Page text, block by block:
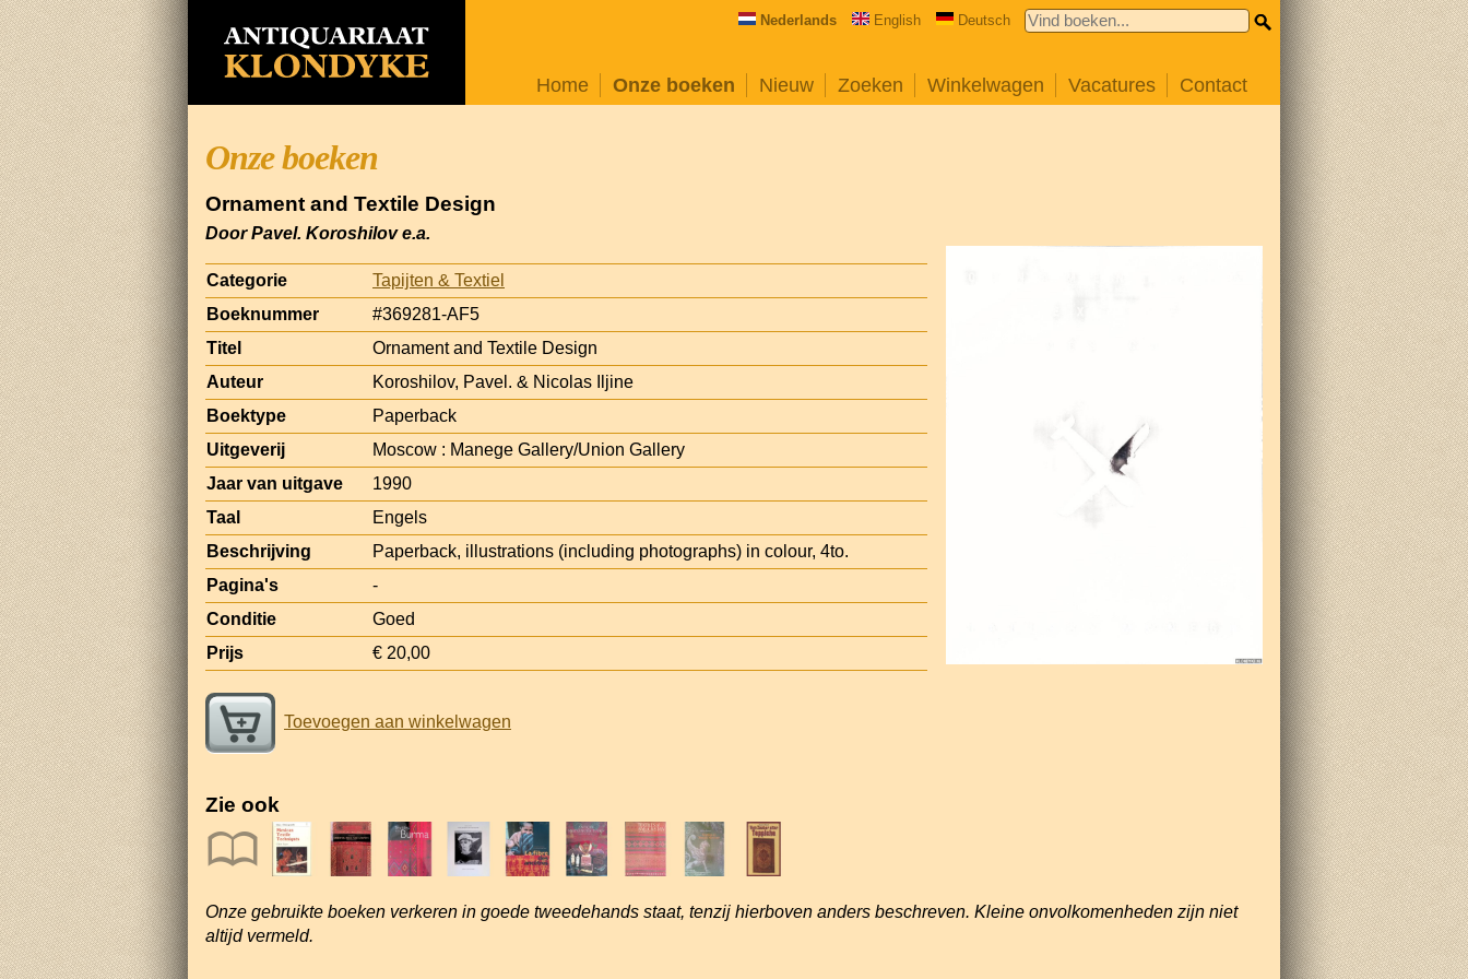
Nederlands English Deutsch
Home Onze boeken Nieuw Zoeken Winkelwagen Vacatures Contact
Onze boeken
Ornament and Textile Design
Door Pavel. Koroshilov e.a.
Categorie
Tapijten & Textiel
Boeknummer
#369281-AF5
Titel
Ornament and Textile Design
Auteur
Koroshilov, Pavel. & Nicolas Iljine
Boektype
Paperback
Uitgeverij
Moscow : Manege Gallery/Union Gallery
Jaar van uitgave
1990
Taal
Engels
Beschrijving
Paperback, illustrations (including photographs) in colour, 4to.
Pagina's
-
Conditie
Goed
Prijs
€ 20,00
Toevoegen aan winkelwagen
Zie ook
Onze gebruikte boeken verkeren in goede tweedehands staat, tenzij hierboven anders beschreven. Kleine onvolkomenheden zijn niet
altijd vermeld.